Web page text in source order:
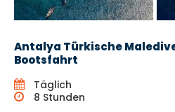
Antalya Türkische
Bootsfahrt
Täglich
8 Stunden